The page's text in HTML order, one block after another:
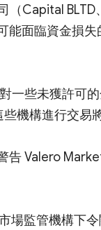
（Capital
能面臨資金損
一些未獲許可
機構進行交易
告 Valero
場監管機構下